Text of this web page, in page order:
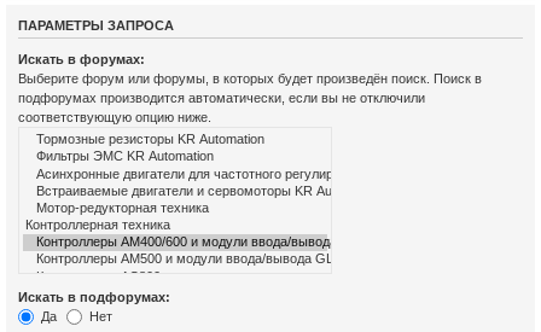
ПАРАМЕТРЫ ЗАПРОСА
Искать в форумах:
Выберите форум или форумы, в которых будет произведён поиск. Поиск в
подфорумах производится автоматически, если вы не отключили
соответствующую опцию ниже.
Искать в подфорумах:
Да
Нет